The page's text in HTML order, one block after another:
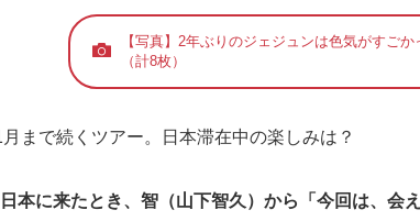
【写真】2年ぶりのジェジュンは色気がすごか
（計8枚）
まで続くツアー。日本滞在中の楽しみは？
本に来たとき、智（山下智久）から「今回は、会